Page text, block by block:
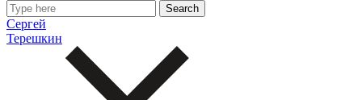
Сергей
Терешкин